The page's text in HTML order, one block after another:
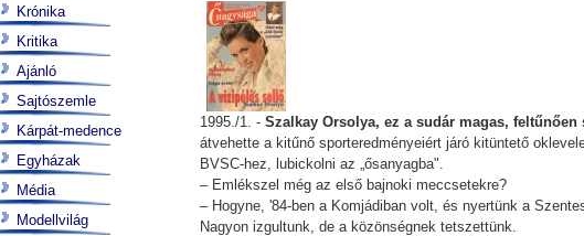
1995./1. -Szalkay Orsolya, ez a sudár magas,
átvehette a kitűnő sporteredményeiért járó kitüntető
BVSC-hez, lubickolni az „ősanyagba".
– Emlékszel még az első bajnoki meccsetekre?
– Hogyne, '84-ben a Komjádiban volt, és nyertünk a
Nagyon izgultunk, de a közönségnek tetszettünk.
Krónika
Kritika
Ajánló
Sajtószemle
Kárpát-medence
Egyházak
Média
Modellvilág